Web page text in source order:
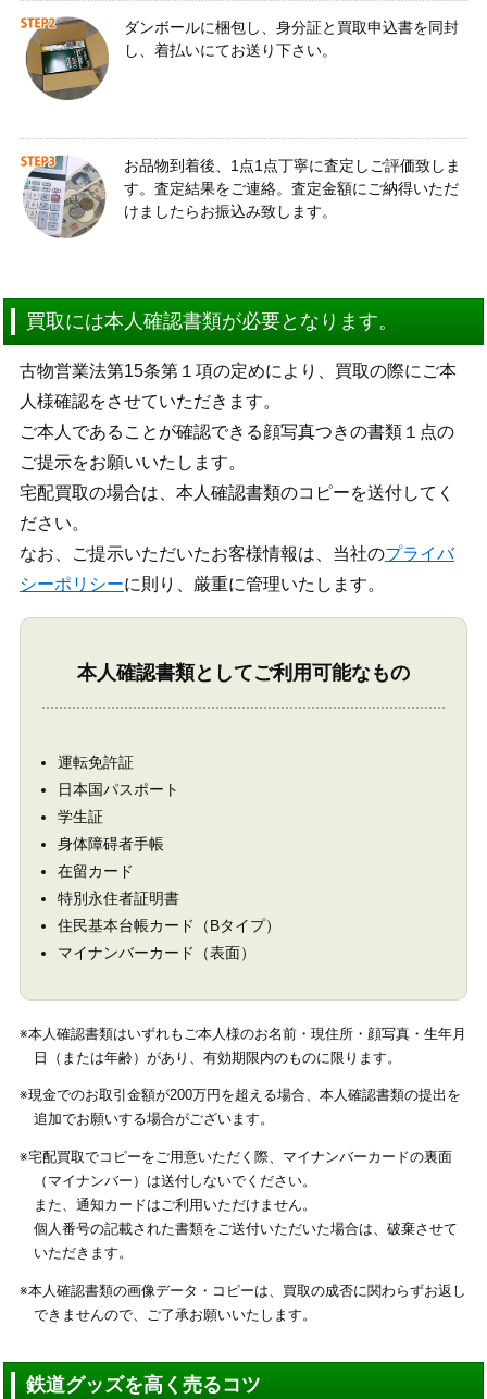
ダンボールに梱包し、身分証と買取申込書を同封
し、着払いにてお送り下さい。
お品物到着後、1点1点丁寧に査定しご評価致しま
す。査定結果をご連絡。査定金額にご納得いただ
けましたらお振込み致します。
買取には本人確認書類が必要となります。
古物営業法第15条第１項の定めにより、買取の際にご本
人様確認をさせていただきます。
ご本人であることが確認できる顔写真つきの書類１点の
ご提示をお願いいたします。
宅配買取の場合は、本人確認書類のコピーを送付してく
ださい。
なお、ご提示いただいたお客様情報は、当社のプライバ
シーポリシーに則り、厳重に管理いたします。
本人確認書類としてご利用可能なもの
運転免許証
日本国パスポート
学生証
身体障碍者手帳
在留カード
特別永住者証明書
住民基本台帳カード（Bタイプ）
マイナンバーカード（表面）
※本人確認書類はいずれもご本人様のお名前・現住所・顔写真・生年月
日（または年齢）があり、有効期限内のものに限ります。
※現金でのお取引金額が200万円を超える場合、本人確認書類の提出を
追加でお願いする場合がございます。
※宅配買取でコピーをご用意いただく際、マイナンバーカードの裏面
（マイナンバー）は送付しないでください。
また、通知カードはご利用いただけません。
個人番号の記載された書類をご送付いただいた場合は、破棄させて
いただきます。
※本人確認書類の画像データ・コピーは、買取の成否に関わらずお返し
できませんので、ご了承お願いいたします。
鉄道グッズを高く売るコツ